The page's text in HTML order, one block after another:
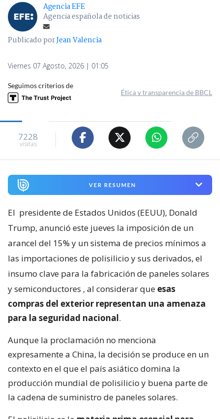
Agencia EFE
Agencia española de noticias
Publicado porJean Valencia
Viernes 07 Agosto, 2026 | 01:05
Seguimos criterios de
Ética y transparencia de BBCL
7228
visitas
VER RESUMEN
El presidente de Estados Unidos (EEUU), Donald
Trump, anunció este jueves la imposición de un
arancel del 15% y un sistema de precios mínimos a
las importaciones de polisilicio y sus derivados, el
insumo clave para la fabricación de paneles solares
y semiconductores , al considerar que esas
compras del exterior representan una amenaza
para la seguridad nacional.
Aunque la proclamación no menciona
expresamente a China, la decisión se produce en un
contexto en el que el país asiático domina la
producción mundial de polisilicio y buena parte de
la cadena de suministro de paneles solares.